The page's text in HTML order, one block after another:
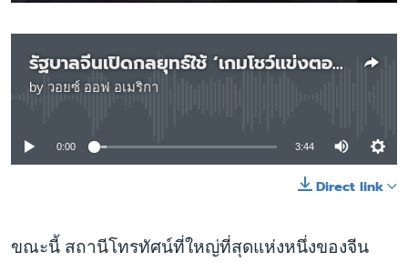
เลือกภาษา
รัฐบาลจีนเปิดกลยุทธ์ใช้ ‘เกมโชว์แข่งตอบคำถามประวัติผู้นำ’ จูงใจวัยรุ่นให้สนใจลัทธิสังคมนิยม
by วอยซ์ ออฟ อเมริกา
No media source currently available
0:00 3:44
Direct link
ขณะนี้ สถานีโทรทัศน์ที่ใหญ่ที่สุดแห่งหนึ่งของจีน